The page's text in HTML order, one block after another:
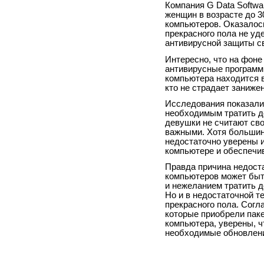
Компания G Data
женщин в возрасте до
компьютеров.
прекрасного пола не
антивирусной защиты
Интересно, что на
антивирусные
компьютера находится
кто не страдает
Исследования
необходимым тратить
девушки не считают
важными. Хотя
недостаточно уверены
компьютере и
Правда причина
компьютеров может
и нежеланием тратить
Но и в недостаточной
прекрасного пола.
которые приобрели
компьютера, уверены,
необходимые